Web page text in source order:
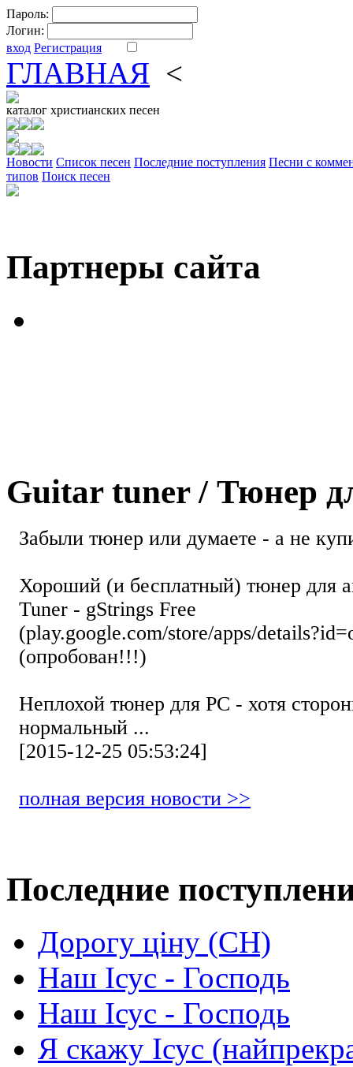
Пароль:
Логин:
вход Регистрация
ГЛАВНАЯ <
каталог христианских песен
Новости Cписок песен Последние поступления Песни с
типов Поиск песен
Партнеры сайта
Guitar tuner / Тюнер
Забыли тюнер или думаете - а не
Хороший (и бесплатный) тюнер для
Tuner - gStrings Free
(play.google.com/store/apps/
(опробован!!!)
Неплохой тюнер для РС - хотя
нормальный ...
[2015-12-25 05:53:24]
полная версия новости >>
Последние
Дорогу ціну (СН)
Наш Ісус - Господь
Наш Ісус - Господь
Я скажу Ісус